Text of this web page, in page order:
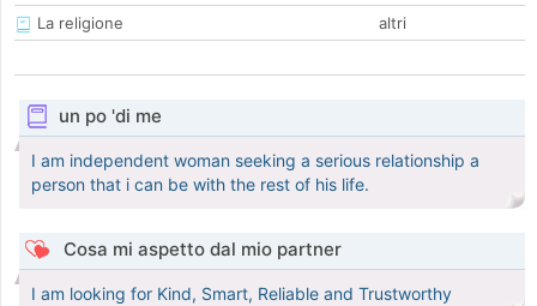
La religione
altri
un po 'di me
I am independent woman seeking a serious relationship a
person that i can be with the rest of his life.
Cosa mi aspetto dal mio partner
I am looking for Kind, Smart, Reliable and Trustworthy